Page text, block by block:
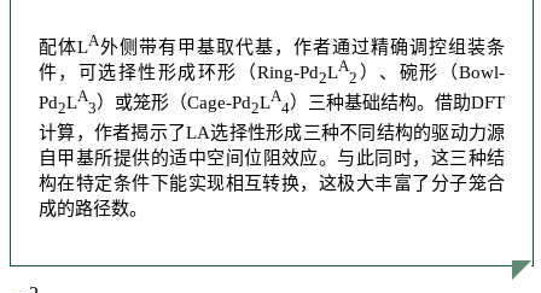
配体LA外侧带有甲基取代基，作者通过精确调控组装条
件，可选择性形成环形（Ring-Pd2LA
2 ）、碗形（Bowl-
Pd2LA
3 ）或笼形（Cage-Pd2LA
4）三种基础结构。借助DFT
计算，作者揭示了LA选择性形成三种不同结构的驱动力源
自甲基所提供的适中空间位阻效应。与此同时，这三种结
构在特定条件下能实现相互转换，这极大丰富了分子笼合
成的路径数。